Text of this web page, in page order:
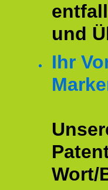
und
Ihr
Wort/